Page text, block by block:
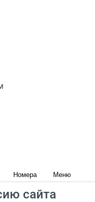
Номера Меню
звонков
и выбрать
возможность
сайта